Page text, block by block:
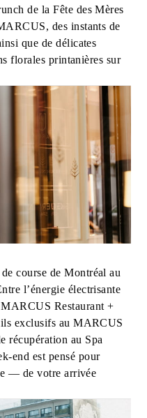
de la Fête des Mères
des instants de
que de délicates
florales printanières sur
course de Montréal au
l’énergie électrisante
Restaurant +
exclusifs au MARCUS
récupération au Spa
est pensé pour
— de votre arrivée